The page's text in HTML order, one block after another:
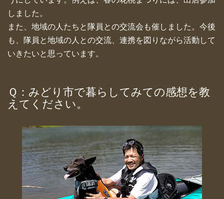
しました。
また、地域の人たちと隊員との交流会も催しました。今後
も、隊員と地域の人との交流、連携を図りながら活動して
いきたいと思っています。
Ｑ：みどり市で暮らしてみての感想を教
えてください。